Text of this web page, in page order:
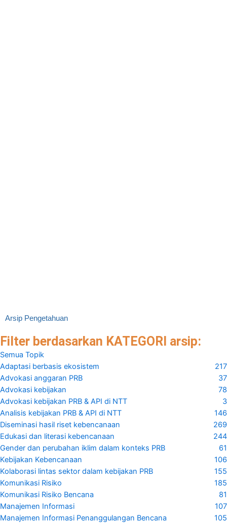
Arsip Pengetahuan
Filter berdasarkan KATEGORI arsip:
Semua Topik
Adaptasi berbasis ekosistem
217
Advokasi anggaran PRB
37
Advokasi kebijakan
78
Advokasi kebijakan PRB & API di NTT
3
Analisis kebijakan PRB & API di NTT
146
Diseminasi hasil riset kebencanaan
269
Edukasi dan literasi kebencanaan
244
Gender dan perubahan iklim dalam konteks PRB
61
Kebijakan Kebencanaan
106
Kolaborasi lintas sektor dalam kebijakan PRB
155
Komunikasi Risiko
185
Komunikasi Risiko Bencana
81
Manajemen Informasi
107
Manajemen Informasi Penanggulangan Bencana
105